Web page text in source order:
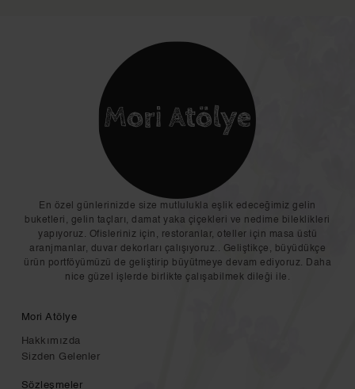
En özel günlerinizde size mutlulukla eşlik edeceğimiz gelin
buketleri, gelin taçları, damat yaka çiçekleri ve nedime bileklikleri
yapıyoruz. Ofisleriniz için, restoranlar, oteller için masa üstü
aranjmanlar, duvar dekorları çalışıyoruz.. Geliştikçe, büyüdükçe
ürün portföyümüzü de geliştirip büyütmeye devam ediyoruz. Daha
nice güzel işlerde birlikte çalışabilmek dileği ile.
Mori Atölye
Hakkımızda
Sizden Gelenler
Sözleşmeler